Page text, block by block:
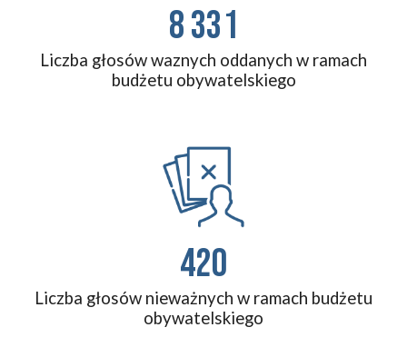
8 331
Liczba głosów waznych oddanych w ramach
budżetu obywatelskiego
420
Liczba głosów nieważnych w ramach budżetu
obywatelskiego